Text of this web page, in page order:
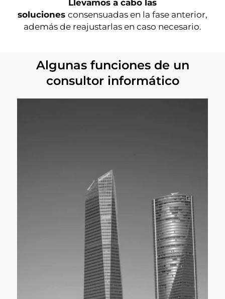
Llevamos a cabo las
soluciones consensuadas en la fase anterior,
además de reajustarlas en caso necesario.
Algunas funciones de un
consultor informático